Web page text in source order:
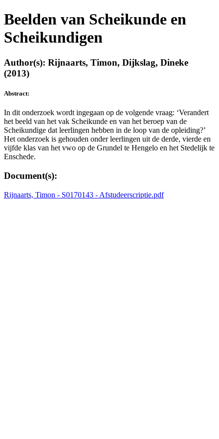
Beelden van Scheikunde en
Scheikundigen
Author(s): Rijnaarts, Timon, Dijkslag, Dineke
(2013)
Abstract:
In dit onderzoek wordt ingegaan op de volgende vraag: ‘Verandert
het beeld van het vak Scheikunde en van het beroep van de
Scheikundige dat leerlingen hebben in de loop van de opleiding?’
Het onderzoek is gehouden onder leerlingen uit de derde, vierde en
vijfde klas van het vwo op de Grundel te Hengelo en het Stedelijk te
Enschede.
Document(s):
Rijnaarts, Timon - S0170143 - Afstudeerscriptie.pdf